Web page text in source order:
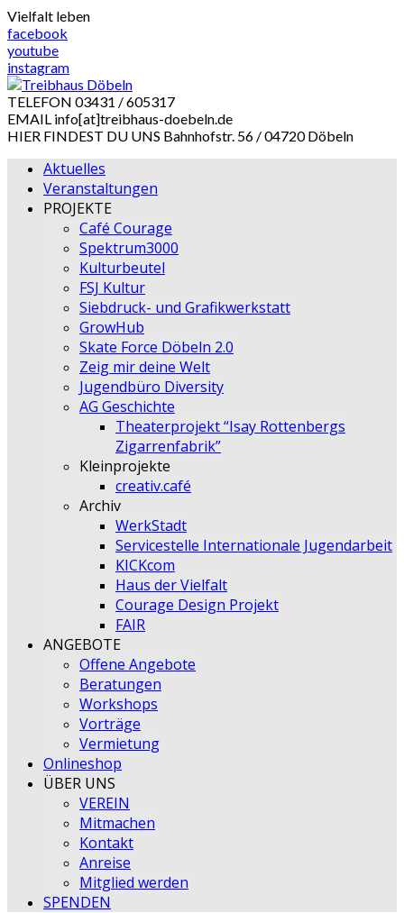
Skip
to
content
Vielfalt leben
facebook
youtube
instagram
TELEFON 03431 / 605317
EMAIL info[at]treibhaus-doebeln.de
HIER FINDEST DU UNS Bahnhofstr. 56 / 04720 Döbeln
Aktuelles
Veranstaltungen
PROJEKTE
Café Courage
Spektrum3000
Kulturbeutel
FSJ Kultur
Siebdruck- und Grafikwerkstatt
GrowHub
Skate Force Döbeln 2.0
Zeig mir deine Welt
Jugendbüro Diversity
AG Geschichte
Theaterprojekt “Isay Rottenbergs
Zigarrenfabrik”
Kleinprojekte
creativ.café
Archiv
WerkStadt
Servicestelle Internationale Jugendarbeit
KICKcom
Haus der Vielfalt
Courage Design Projekt
FAIR
ANGEBOTE
Offene Angebote
Beratungen
Workshops
Vorträge
Vermietung
Onlineshop
ÜBER UNS
VEREIN
Mitmachen
Kontakt
Anreise
Mitglied werden
SPENDEN